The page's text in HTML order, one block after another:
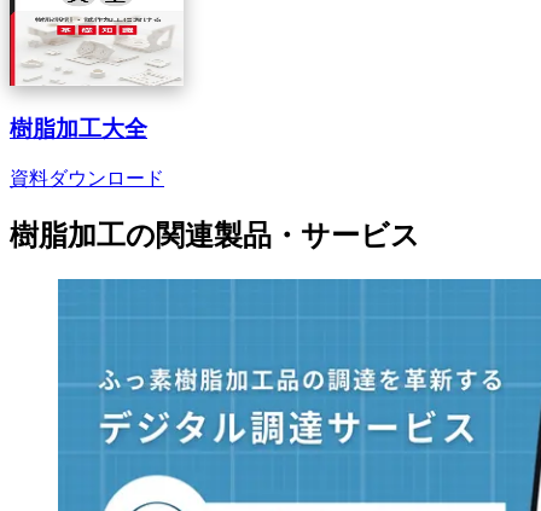
樹脂加工大全
資料ダウンロード
樹脂加工の関連製品・サービス